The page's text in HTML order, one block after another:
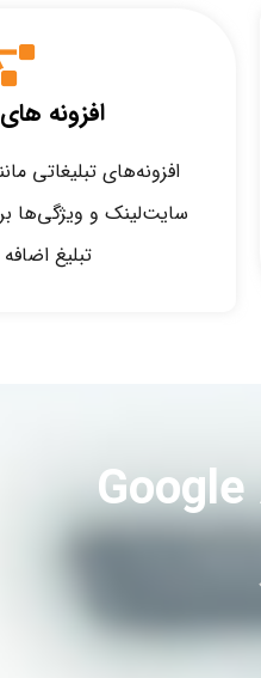
افزونه
افزونه‌های تبلیغاتی
سایت‌لینک و ویژگی‌ها
تبلیغ